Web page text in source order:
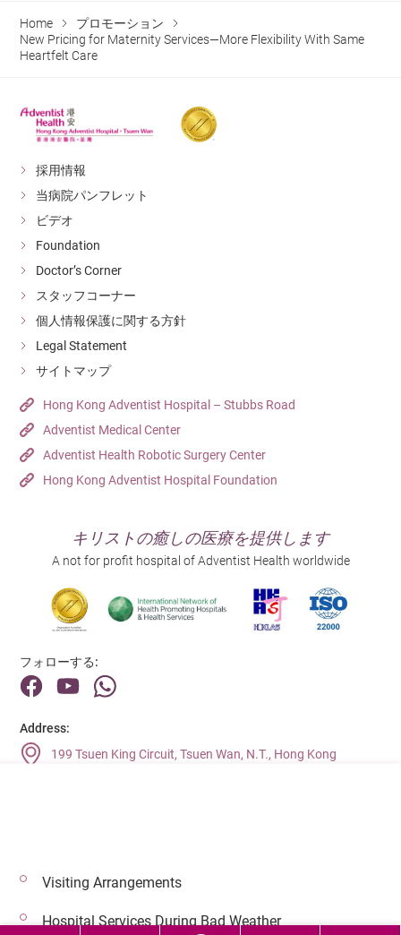
Home
プロモーション
New Pricing for Maternity Services—More Flexibility With Same
Heartfelt Care
採用情報
当病院パンフレット
ビデオ
Foundation
Doctor’s Corner
スタッフコーナー
個人情報保護に関する方針
Legal Statement
サイトマップ
Hong Kong Adventist Hospital – Stubbs Road
Adventist Medical Center
Adventist Health Robotic Surgery Center
Hong Kong Adventist Hospital Foundation
キリストの癒しの医療を提供します
A not for profit hospital of Adventist Health worldwide
フォローする:
Address:
199 Tsuen King Circuit, Tsuen Wan, N.T., Hong Kong
© 2026 著作権©アドベンティストヘルス 無断転載を禁じます。
Visiting Arrangements
Hospital Services During Bad Weather